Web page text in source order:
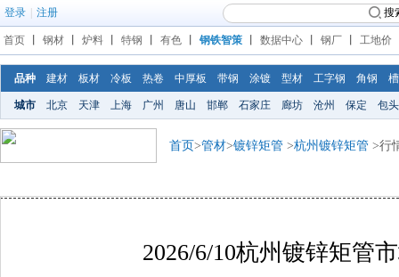
登录 注册 搜
首页 钢材 炉料 特钢 有色 钢铁智策 数据中心 钢厂 工地价
品种 建材 板材 冷板 热卷 中厚板 带钢 涂镀 型材 工字钢 角钢
城市 北京 天津 上海 广州 唐山 邯郸 石家庄 廊坊 沧州 保定 包头
首页>管材>镀锌矩管 >杭州镀锌矩管 >行
2026/6/10杭州镀锌矩管